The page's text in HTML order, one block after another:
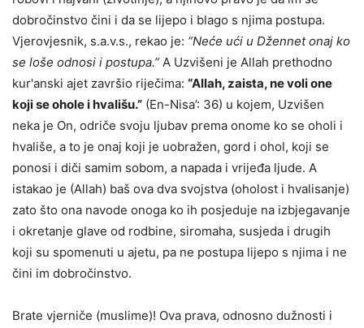
dobročinstvo čini i da se lijepo i blago s njima postupa.
Vjerovjesnik, s.a.v.s., rekao je: “Neće ući u Džennet onaj ko
se loše odnosi i postupa.” A Uzvišeni je Allah prethodno
kur'anski ajet završio riječima: “Allah, zaista, ne voli one
koji se ohole i hvališu.” (En-Nisa’: 36) u kojem, Uzvišen
neka je On, odriče svoju ljubav prema onome ko se oholi i
hvališe, a to je onaj koji je uobražen, gord i ohol, koji se
ponosi i diči samim sobom, a napada i vrijeđa ljude. A
istakao je (Allah) baš ova dva svojstva (oholost i hvalisanje)
zato što ona navode onoga ko ih posjeduje na izbjegavanje
i okretanje glave od rodbine, siromaha, susjeda i drugih
koji su spomenuti u ajetu, pa ne postupa lijepo s njima i ne
čini im dobročinstvo.
Brate vjerniče (muslime)! Ova prava, odnosno dužnosti i